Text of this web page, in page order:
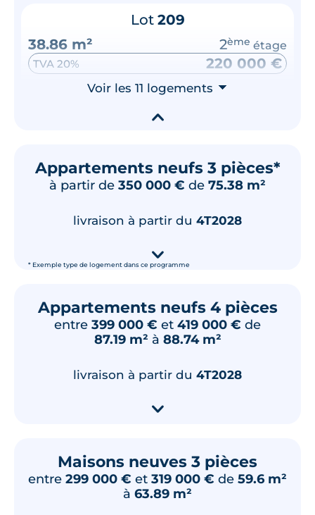
Lot 209
38.86 m²
2ème étage
TVA 20% 220 000 €
Surface annexe
Orientation
Lot106
39.48 m²
1
🗞 📞
39.94 m²
1er
🗞 📞
Voir les 11 logements ⮟
▾
Appartements neufs 3 pièces*
à partir de 350 000 € de 75.38 m²
* Exemple type de logement dans ce programme
livraison à partir du 4T2028
▾
Appartements neufs 4 pièces
entre 399 000 € et 419 000 € de
87.19 m² à 88.74 m²
livraison à partir du 4T2028
▾
Maisons neuves 3 pièces
entre 299 000 € et 319 000 € de 59.6 m²
à 63.89 m²